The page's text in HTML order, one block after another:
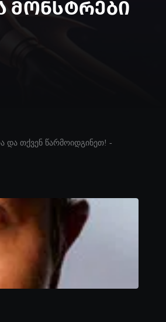
მონსტრები
და თქვენ წარმოიდგინეთ! -